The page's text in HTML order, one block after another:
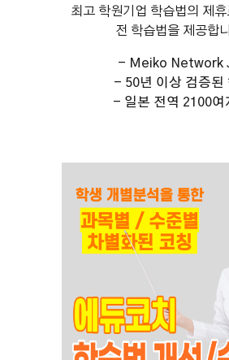
최고 학원기업 학습법의 제
전 학습법을 제공합
- Meiko Network
- 50년 이상 검증된
- 일본 전역 2100여